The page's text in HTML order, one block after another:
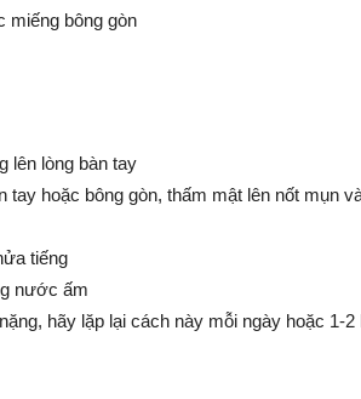
miếng bông gòn
lên lòng bàn tay
tay hoặc bông gòn, thấm mật lên nốt mụn
tiếng
nước ấm
hãy lặp lại cách này mỗi ngày hoặc 1-2